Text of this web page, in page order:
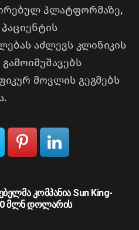
პლატფორმაზე,
აძლევს კლინიკის
მოვლის გეგმებს
კომპანია Sun King-
მლნ დოლარის